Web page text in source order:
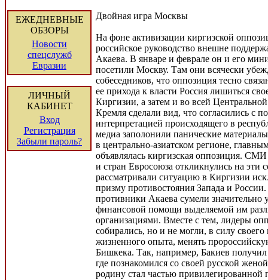
ЕЖЕДНЕВНЫЕ
ОБЗОРЫ
Новости
спецслужб
Евразии
ЛИЧНЫЙ
КАБИНЕТ
Вход
Регистрация
Забыли пароль?
Двойная игра Москвы
На фоне активизации киргизской
российское руководство внешне
Акаева. В январе и феврале он и его
посетили Москву. Там они всячески
собеседников, что оппозиция тесно
ее прихода к власти Россия лишиться
Киргизии, а затем и во всей
Кремля сделали вид, что согласились с
интерпретацией происходящего в
медиа заполонили панические
в центрально-азиатском регионе,
объявлялась киргизская оппозиция.
и стран Евросоюза откликнулись на эти
рассматривали ситуацию в Киргизии
призму противостояния Запада и России.
противники Акаева сумели значительно
финансовой помощи выделяемой им
организациями. Вместе с тем, лидеры
собирались, но и не могли, в силу
жизненного опыта, менять
Бишкека. Так, например, Бакиев получил
где познакомился со своей русской
родину стал частью привилегированной